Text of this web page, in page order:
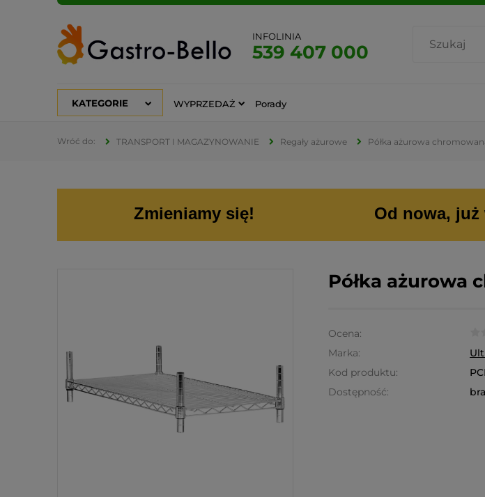
INFOLINIA
539 407 000
KATEGORIE WYPRZEDAŻ Porady
TRANSPORT I MAGAZYNOWANIE Regały ażurowe Półka ażurowa
Zmieniamy się! Od nowa, już
Półka ażurowa
Ocena:
Marka:
Kod produktu:
Dostępność: